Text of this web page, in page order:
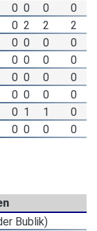
0 0 0
0
0 2 2
2
0 0 0
0
0 0 0
0
0 0 0
0
0 0 0
0
0 1 1
0
0 0 0 0
Bublik)